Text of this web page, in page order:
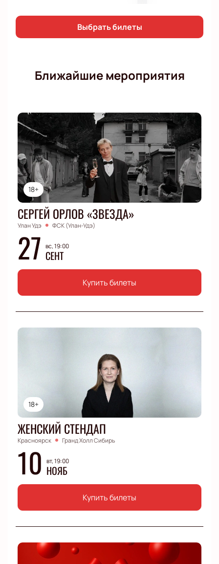
смеяться до слез и зарядит вас позитивом на
Выбрать билеты
Ближайшие мероприятия
18+
СЕРГЕЙ ОРЛОВ «ЗВЕЗДА»
Улан Удэ ФСК (Улан-Удэ)
27 вс, 19:00
СЕНТ
Купить билеты
18+
ЖЕНСКИЙ СТЕНДАП
Красноярск Гранд Холл Сибирь
10 вт, 19:00
НОЯБ
Купить билеты